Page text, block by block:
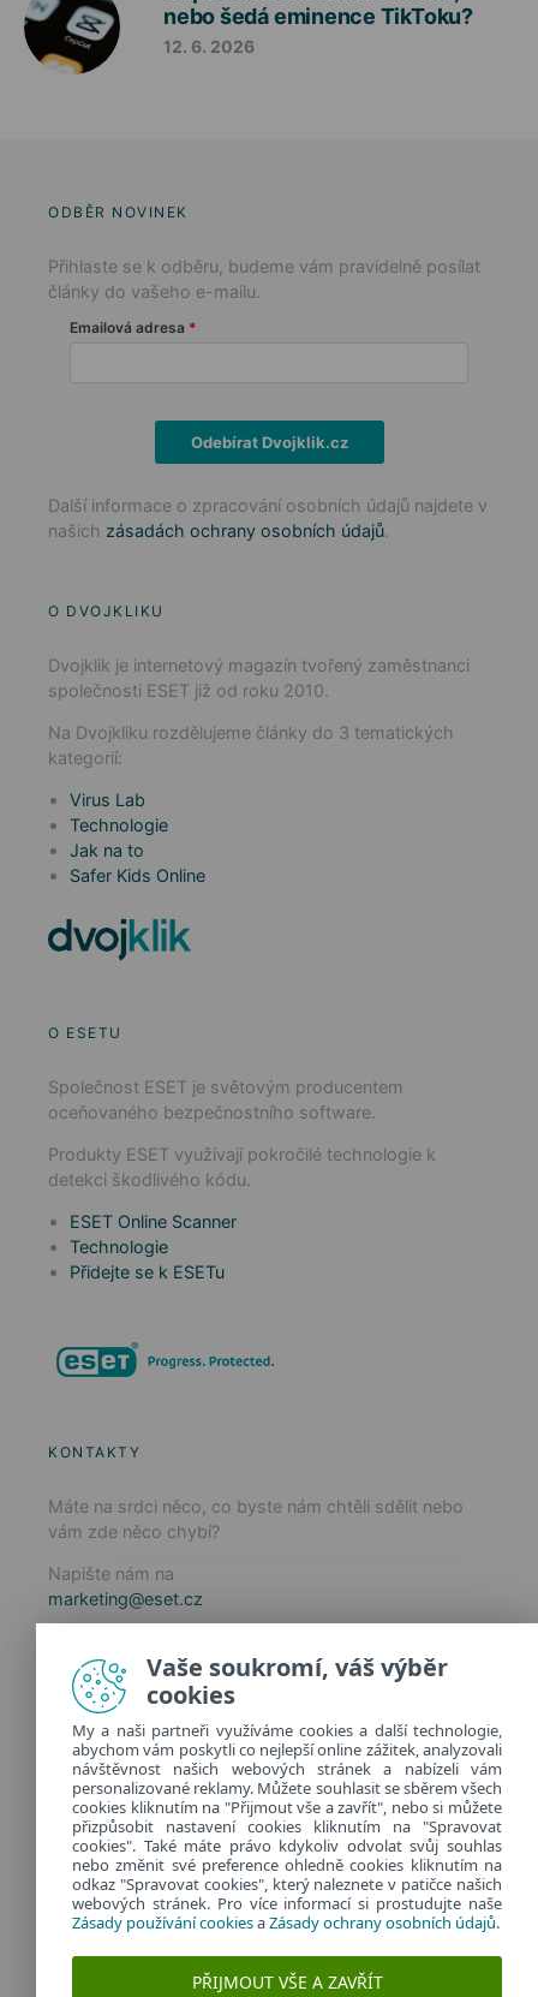
nebo šedá eminence TikToku?
12. 6. 2026
ODBĚR NOVINEK
Přihlaste se k odběru, budeme vám pravidelně posílat
články do vašeho e-mailu.
Emailová adresa
Odebírat Dvojklik.cz
Další informace o zpracování osobních údajů najdete v
našich zásadách ochrany osobních údajů.
O DVOJKLIKU
Dvojklik je internetový magazín tvořený zaměstnanci
společnosti ESET již od roku 2010.
Na Dvojkliku rozdělujeme články do 3 tematických
kategorií:
Virus Lab
Technologie
Jak na to
Safer Kids Online
O ESETU
Společnost ESET je světovým producentem
oceňovaného bezpečnostního software.
Produkty ESET využívají pokročilé technologie k
detekci škodlivého kódu.
ESET Online Scanner
Technologie
Přidejte se k ESETu
KONTAKTY
Máte na srdci něco, co byste nám chtěli sdělit nebo
vám zde něco chybí?
Napište nám na
marketing@eset.cz
Zásady ochrany osobních údajů
Spravovat cookies
Provozuje:
ESET software spol. s r.o.
Classic 7 Business Park, Jankovcova 1037/49
170 00 Praha 7, Česká republika
IČ: 26467593
Vaše soukromí, váš výběr
cookies
My a naši partneři využíváme cookies a další technologie,
abychom vám poskytli co nejlepší online zážitek, analyzovali
návštěvnost našich webových stránek a nabízeli vám
personalizované reklamy. Můžete souhlasit se sběrem všech
cookies kliknutím na "Přijmout vše a zavřít", nebo si můžete
přizpůsobit nastavení cookies kliknutím na "Spravovat
cookies". Také máte právo kdykoliv odvolat svůj souhlas
nebo změnit své preference ohledně cookies kliknutím na
odkaz "Spravovat cookies", který naleznete v patičce našich
webových stránek. Pro více informací si prostudujte naše
Zásady používání cookiesaZásady ochrany osobních údajů.
PŘIJMOUT VŠE A ZAVŘÍT